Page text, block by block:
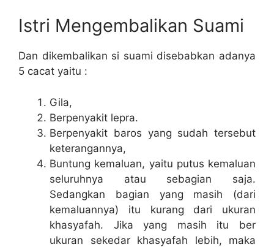
Istri Mengembalikan Suami
Dan dikembalikan si suami disebabkan adanya
5 cacat yaitu :
Gila,
Berpenyakit lepra.
Berpenyakit baros yang sudah tersebut
keterangannya,
Buntung kemaluan, yaitu putus kemaluan
seluruhnya atau sebagian saja.
Sedangkan bagian yang masih (dari
kemaluannya) itu kurang dari ukuran
khasyafah. Jika yang masih itu ber
ukuran sekedar khasyafah lebih, maka